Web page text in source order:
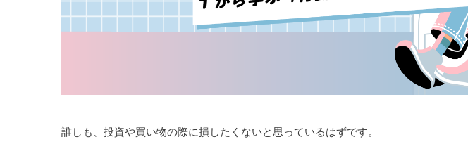
誰しも、投資や買い物の際に損したくないと思っているはずです。